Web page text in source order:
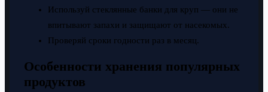
Используй стеклянные банки для круп — они не
впитывают запахи и защищают от насекомых.
Проверяй сроки годности раз в месяц.
Особенности хранения популярных
продуктов